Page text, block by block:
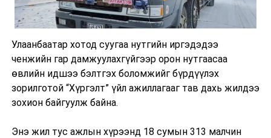
Улаанбаатар хотод суугаа нутгийн иргэдэдээ
ченжийн гар дамжуулахгүйгээр орон нутгаасаа
өвлийн идшээ бэлтгэх боломжийг бүрдүүлэх
зорилготой “Хүргэлт” үйл ажиллагааг тав дахь жилдээ
зохион байгуулж байна.
Энэ жил тус ажлын хүрээнд 18 сумын 313 малчин